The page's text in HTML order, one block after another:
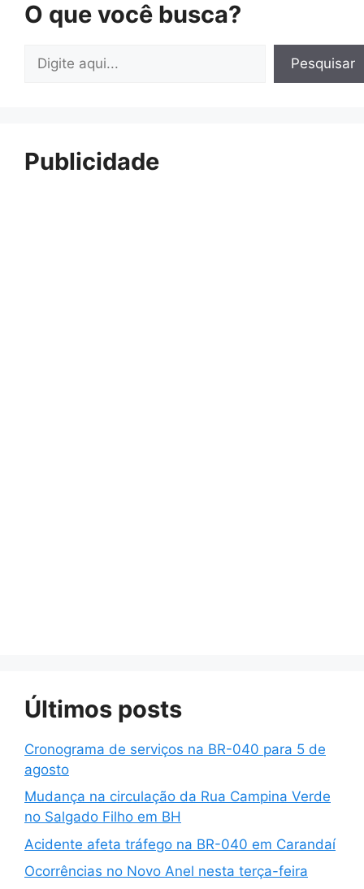
O que você busca?
Pesquisar
Publicidade
Últimos posts
Cronograma de serviços na BR-040 para 5 de
agosto
Mudança na circulação da Rua Campina Verde
no Salgado Filho em BH
Acidente afeta tráfego na BR-040 em Carandaí
Ocorrências no Novo Anel nesta terça-feira